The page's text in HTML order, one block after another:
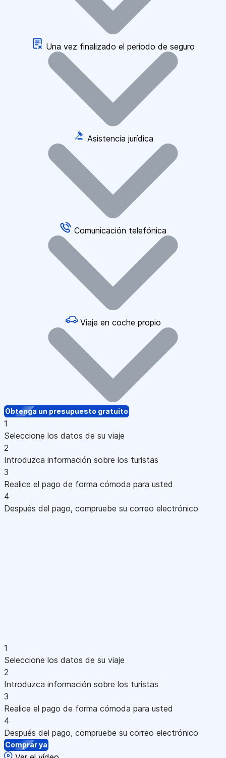
Una vez finalizado el periodo de seguro
Asistencia jurídica
Comunicación telefónica
Viaje en coche propio
Obtenga un presupuesto gratuito
1
Seleccione los datos de su viaje
2
Introduzca información sobre los turistas
3
Realice el pago de forma cómoda para usted
4
Después del pago, compruebe su correo electrónico
1
Seleccione los datos de su viaje
2
Introduzca información sobre los turistas
3
Realice el pago de forma cómoda para usted
4
Después del pago, compruebe su correo electrónico
Comprar ya